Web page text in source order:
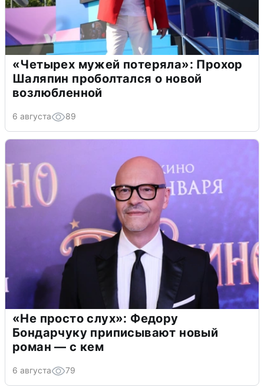
«Четырех мужей потеряла»: Прохор
Шаляпин проболтался о новой
возлюбленной
6 августа 89
«Не просто слух»: Федору
Бондарчуку приписывают новый
роман — с кем
6 августа 79